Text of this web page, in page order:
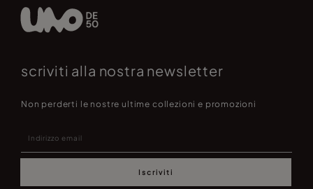
scriviti alla nostra newsletter
Non perderti le nostre ultime collezioni e promozioni
Iscriviti